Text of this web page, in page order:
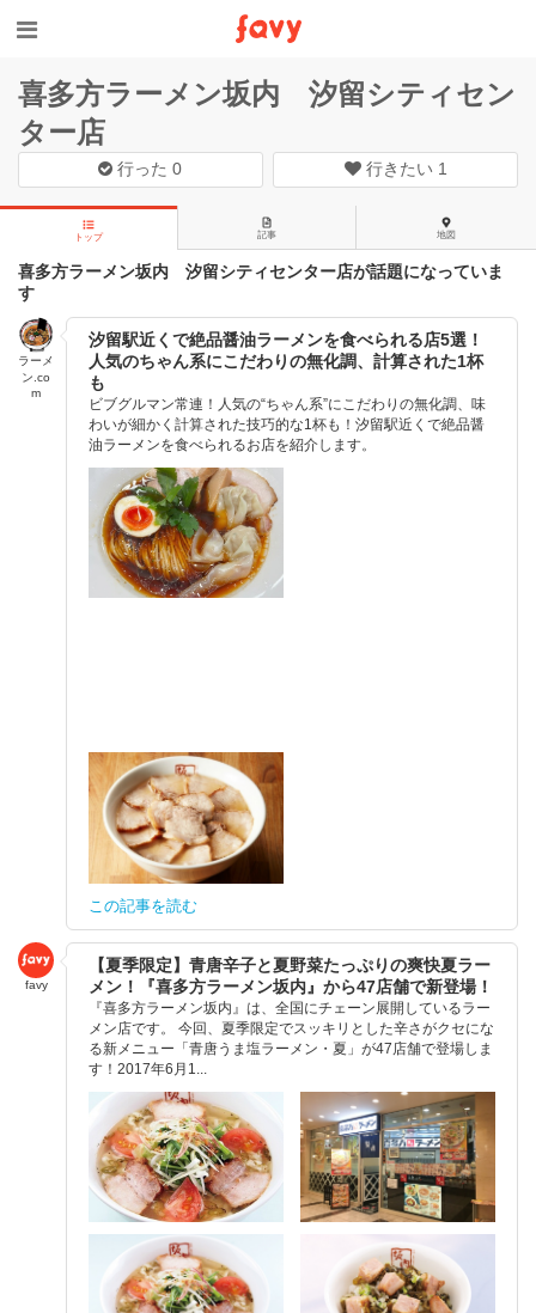
喜多方ラーメン坂内 汐留シティセン
ター店
行った0 行きたい 1
トップ 記事 地図
喜多方ラーメン坂内 汐留シティセンター店が話題になっていま
す
ラーメ
ン.co
m
汐留駅近くで絶品醤油ラーメンを食べられる店5選！
人気のちゃん系にこだわりの無化調、計算された1杯
も
ビブグルマン常連！人気の“ちゃん系”にこだわりの無化調、味
わいが細かく計算された技巧的な1杯も！汐留駅近くで絶品醤
油ラーメンを食べられるお店を紹介します。
この記事を読む
favy
【夏季限定】青唐辛子と夏野菜たっぷりの爽快夏ラー
メン！『喜多方ラーメン坂内』から47店舗で新登場！
『喜多方ラーメン坂内』は、全国にチェーン展開しているラー
メン店です。 今回、夏季限定でスッキリとした辛さがクセにな
る新メニュー「青唐うま塩ラーメン・夏」が47店舗で登場しま
す！2017年6月1...